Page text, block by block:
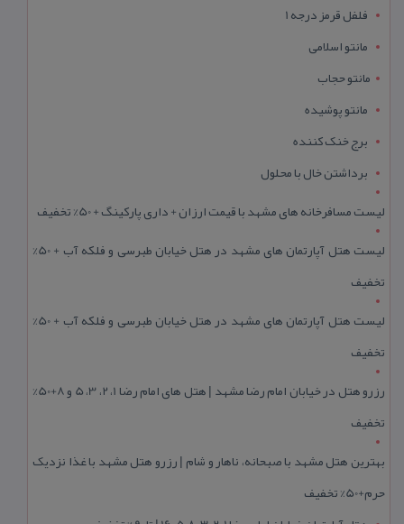
فلفل قرمز درجه 1
مانتو اسلامی
مانتو حجاب
مانتو پوشیده
برج خنک کننده
برداشتن خال با محلول
لیست مسافرخانه های مشهد با قیمت ارزان + داری پارکینگ + 50% تخفیف
لیست هتل آپارتمان های مشهد در هتل خیابان طبرسی و فلکه آب + 50%
تخفیف
لیست هتل آپارتمان های مشهد در هتل خیابان طبرسی و فلکه آب + 50%
تخفیف
رزرو هتل در خیابان امام رضا مشهد | هتل‌ های امام رضا 1، 2، 3، 5 و 8+50%
تخفیف
بهترین هتل مشهد با صبحانه، ناهار و شام | رزرو هتل مشهد با غذا نزدیک
حرم+50% تخفیف